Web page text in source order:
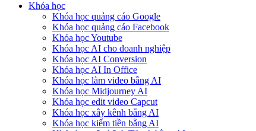
Khóa học
Khóa học quảng cáo Google
Khóa học quảng cáo Facebook
Khóa học Youtube
Khóa học AI cho doanh nghiệp
Khóa học AI Conversion
Khóa học AI In Office
Khóa học làm video bằng AI
Khóa học Midjourney AI
Khóa học edit video Capcut
Khóa học xây kênh bằng AI
Khóa học kiếm tiền bằng AI